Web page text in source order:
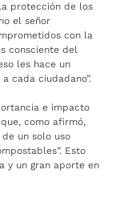
protección de los
el señor
con la
consciente del
les hace un
cada ciudadano”.
e impacto
como afirmó,
un solo uso
Esto
y un gran aporte en